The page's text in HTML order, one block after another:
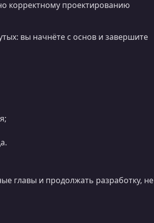
корректному проектированию
вы начнёте с основ и завершите
главы и продолжать разработку, не